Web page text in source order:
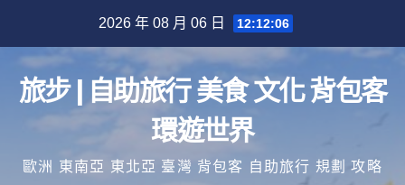
content
2026 年 08 月 06 日 12:12:06
旅步 | 自助旅行 美食 文化 背包客
環遊世界
歐洲 東南亞 東北亞 臺灣 背包客 自助旅行 規劃 攻略